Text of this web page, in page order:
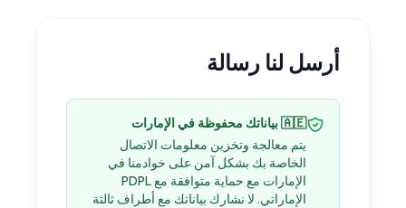
أرسل لنا رسالة
🇦🇪 بياناتك محفوظة في الإمارات
يتم معالجة وتخزين معلومات الاتصال
الخاصة بك بشكل آمن على خوادمنا في
الإمارات مع حماية متوافقة مع PDPL
الإماراتي. لا نشارك بياناتك مع أطراف ثالثة